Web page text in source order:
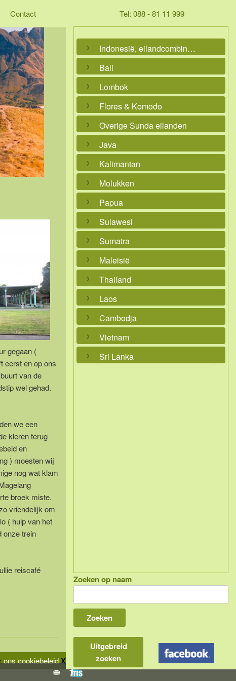
ons cookiebeleidX
Contact Tel: 088 - 81 11 999
gegaan (
eerst en op ons
van de
wel gehad.
we een
kleren terug
en
) moesten wij
nog wat klam
broek miste.
vriendelijk om
( hulp van het
onze trein
reiscafé
Indonesië, eilandcombinaties
Bali
Lombok
Flores & Komodo
Overige Sunda eilanden
Java
Kalimantan
Molukken
Papua
Sulawesi
Sumatra
Maleisië
Thailand
Laos
Cambodja
Vietnam
Sri Lanka
Zoeken op naam
Uitgebreid
zoeken